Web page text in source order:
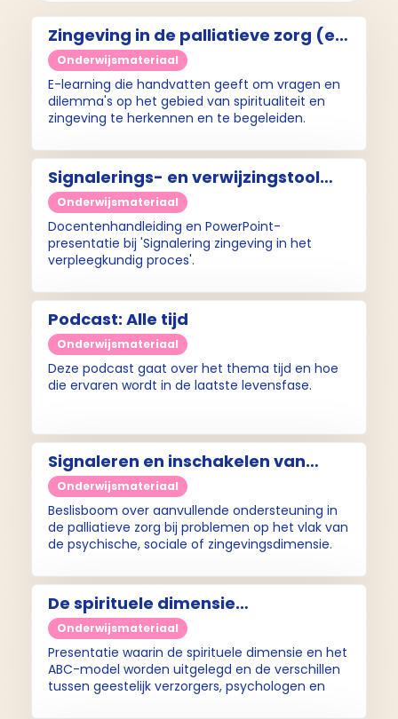
Zingeving in de palliatieve zorg (e-
learning)
Onderwijsmateriaal
E-learning die handvatten geeft om vragen en
dilemma's op het gebied van spiritualiteit en
zingeving te herkennen en te begeleiden.
Signalerings- en verwijzingstool
Zorg voor Zingeving (lesmodule)
Onderwijsmateriaal
Docentenhandleiding en PowerPoint-
presentatie bij 'Signalering zingeving in het
verpleegkundig proces'.
Podcast: Alle tijd
Onderwijsmateriaal
Deze podcast gaat over het thema tijd en hoe
die ervaren wordt in de laatste levensfase.
Signaleren en inschakelen van
aanvullende ondersteuning (tool)
Onderwijsmateriaal
Beslisboom over aanvullende ondersteuning in
de palliatieve zorg bij problemen op het vlak van
de psychische, sociale of zingevingsdimensie.
De spirituele dimensie
(presentatie)
Onderwijsmateriaal
Presentatie waarin de spirituele dimensie en het
ABC-model worden uitgelegd en de verschillen
tussen geestelijk verzorgers, psychologen en